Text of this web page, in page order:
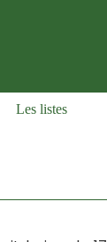
Les listes